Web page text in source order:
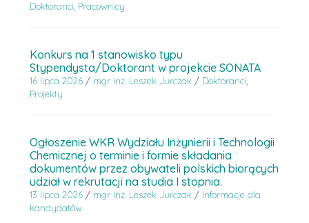
Doktoranci, Pracownicy
Konkurs na 1 stanowisko typu
Stypendysta/Doktorant w projekcie SONATA
16 lipca 2026 / mgr inż. Leszek Jurczak / Doktoranci,
Projekty
Ogłoszenie WKR Wydziału Inżynierii i Technologii
Chemicznej o terminie i formie składania
dokumentów przez obywateli polskich biorących
udział w rekrutacji na studia I stopnia.
13 lipca 2026 / mgr inż. Leszek Jurczak / Informacje dla
kandydatów